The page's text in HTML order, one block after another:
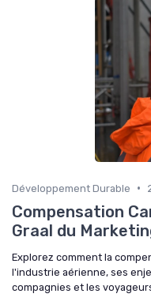
Développement Durable •
Compensation
Graal du
Explorez comment la
l'industrie aérienne, ses
compagnies et les